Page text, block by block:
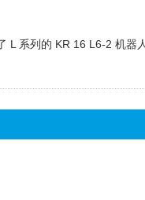
L 系列的 KR 16 L6-2 机器人